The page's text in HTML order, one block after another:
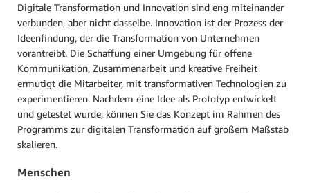
Digitale Transformation und Innovation sind eng miteinander
verbunden, aber nicht dasselbe. Innovation ist der Prozess der
Ideenfindung, der die Transformation von Unternehmen
vorantreibt. Die Schaffung einer Umgebung für offene
Kommunikation, Zusammenarbeit und kreative Freiheit
ermutigt die Mitarbeiter, mit transformativen Technologien zu
experimentieren. Nachdem eine Idee als Prototyp entwickelt
und getestet wurde, können Sie das Konzept im Rahmen des
Programms zur digitalen Transformation auf großem Maßstab
skalieren.
Menschen